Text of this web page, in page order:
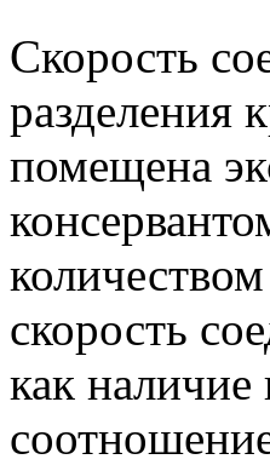
Скорость
разделения
помещена
скорость
как